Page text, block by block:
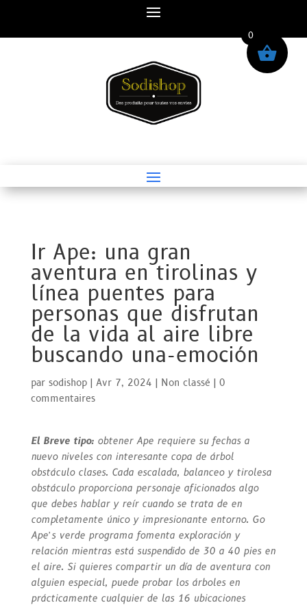
Ir Ape: una gran
aventura en tirolinas y
línea puentes para
personas que disfrutan
de la vida al aire libre
buscando una-emoción
par sodishop| Avr 7, 2024 | Non classé | 0
commentaires
El Breve tipo: obtener Ape requiere su fechas a
nuevo niveles con interesante copa de árbol
obstáculo clases. Cada escalada, balanceo y tirolesa
obstáculo proporciona personaje aficionados algo
que debes hablar y reír cuando se trata de en
completamente único y impresionante entorno. Go
Ape’s verde programa fomenta exploración y
relación mientras está suspendido de 30 a 40 pies en
el aire. Si quieres compartir un día de aventura con
alguien especial, puede probar los árboles en
prácticamente cualquier de las 16 ubicaciones
0